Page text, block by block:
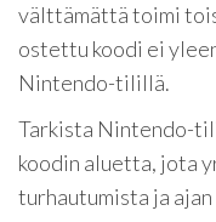
välttämättä toimi
ostettu koodi ei
Nintendo-tilillä.
Tarkista Nintendo-
koodin aluetta, jota
turhautumista ja ajan